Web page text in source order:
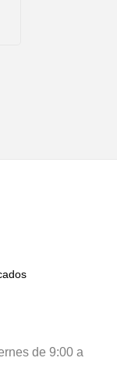
de 9:00 a